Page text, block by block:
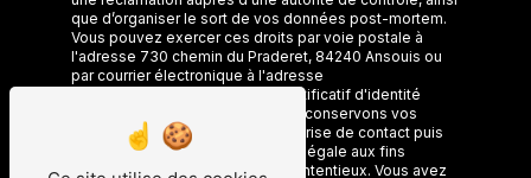
que d’organiser le sort de vos données post-mortem.
Vous pouvez exercer ces droits par voie postale à
l'adresse 730 chemin du Praderet, 84240 Ansouis ou
par courrier électronique à l'adresse
ferronnerie.rs@gmail.com. Un justificatif d'identité
pourra vous être demandé. Nous conservons vos
données pendant la période de prise de contact puis
pendant la durée de prescription légale aux fins
probatoires et de gestion des contentieux. Vous avez